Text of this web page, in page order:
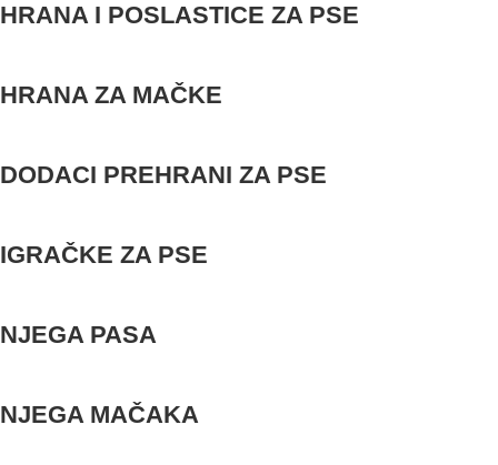
HRANA I POSLASTICE ZA PSE
HRANA ZA MAČKE
DODACI PREHRANI ZA PSE
IGRAČKE ZA PSE
NJEGA PASA
NJEGA MAČAKA